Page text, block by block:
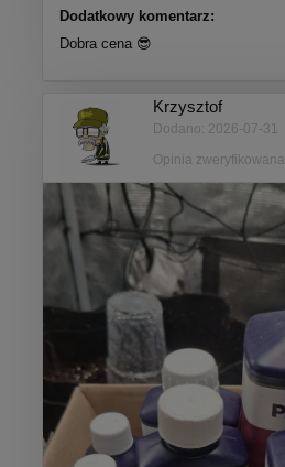
Dodatkowy komentarz:
Dobra cena 😎
Krzysztof
Dodano: 2026-07-31
Opinia zweryfikowana